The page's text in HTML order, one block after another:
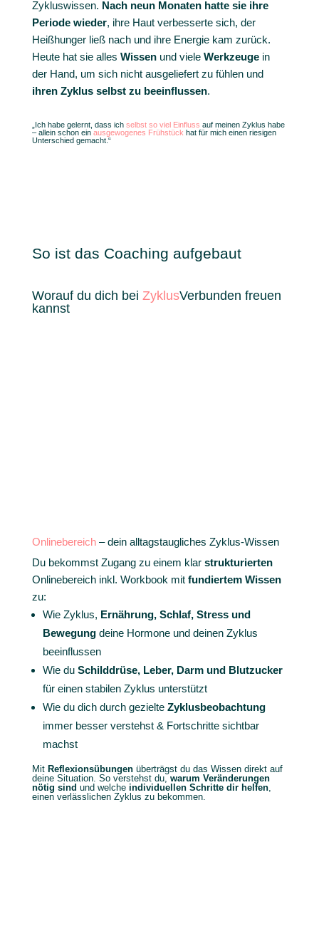
Zykluswissen. Nach neun Monaten hatte sie ihre
Periode wieder, ihre Haut verbesserte sich, der
Heißhunger ließ nach und ihre Energie kam zurück.
Heute hat sie alles Wissenund viele Werkzeugein
der Hand, um sich nicht ausgeliefert zu fühlen und
ihren Zyklus selbst zu beeinflussen.
„Ich habe gelernt, dass ich selbst so viel Einfluss auf meinen Zyklus habe
– allein schon ein ausgewogenes Frühstück hat für mich einen riesigen
Unterschied gemacht.“
So ist das Coaching aufgebaut
Worauf du dich bei ZyklusVerbunden freuen
kannst
Onlinebereich – dein alltagstaugliches Zyklus-Wissen
Du bekommst Zugang zu einem klar strukturierten
Onlinebereich inkl. Workbook mit fundiertem Wissen
zu:
Wie Zyklus, Ernährung, Schlaf, Stress und
Bewegungdeine Hormone und deinen Zyklus
beeinflussen
Wie du Schilddrüse, Leber, Darm und Blutzucker
für einen stabilen Zyklus unterstützt
Wie du dich durch gezielte Zyklusbeobachtung
immer besser verstehst & Fortschritte sichtbar
machst
Mit Reflexionsübungenüberträgst du das Wissen direkt auf
deine Situation. So verstehst du, warum Veränderungen
nötig sind und welche individuellen Schritte dir helfen,
einen verlässlichen Zyklus zu bekommen.